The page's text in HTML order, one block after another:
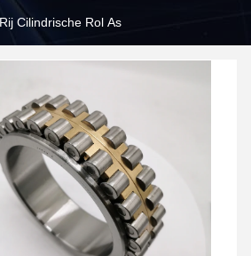
Cilindrische Rol As